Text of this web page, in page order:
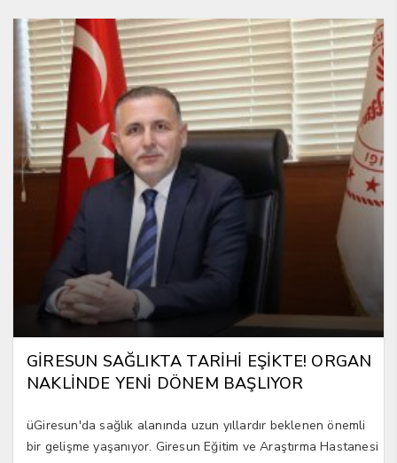
GİRESUN SAĞLIKTA TARİHİ EŞİKTE! ORGAN
NAKLİNDE YENİ DÖNEM BAŞLIYOR
üGiresun'da sağlık alanında uzun yıllardır beklenen önemli
bir gelişme yaşanıyor. Giresun Eğitim ve Araştırma Hastanesi